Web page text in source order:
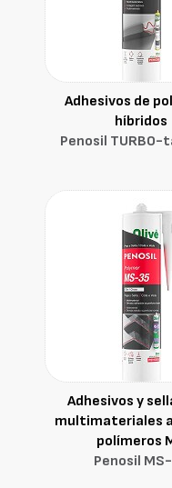
Adhesivos de
híbridos
Penosil TURBO-
Adhesivos y
multimateriales
polímeros
Penosil